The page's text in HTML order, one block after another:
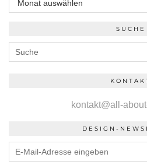
SUCHE
kontakt@all-
DESIGN-